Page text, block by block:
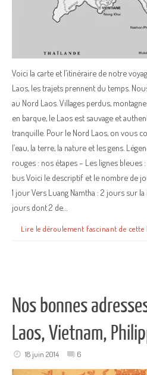
Voici la carte et l’itinéraire de notre
Laos, les trajets prennent du temps.
au Nord Laos. Villages perdus,
en barque, le Laos est sauvage et
tranquille. Pour le Nord Laos, on vous
l’eau, la terre, la nature et les gens.
rouges : nos étapes – Les lignes bleues
bus Voici le descriptif et le nombre de
1 jour Vers Luang Namtha : 2 jours sur
jours dont 2 de…
Lire le déroulement fascinant de cette
Nos bonnes
Laos, Vietnam,
18 juin 2014 6